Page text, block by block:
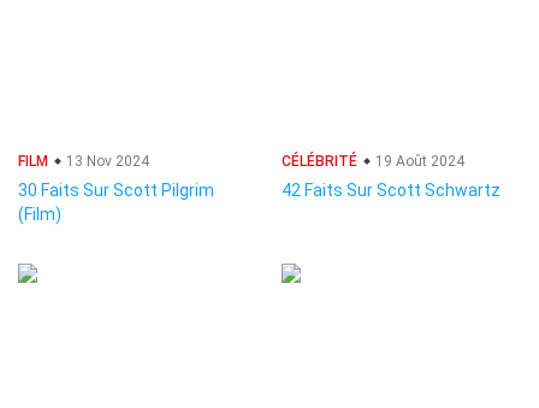
FILM 13 Nov 2024
30 Faits Sur Scott Pilgrim
(Film)
CÉLÉBRITÉ 19 Août 2024
42 Faits Sur Scott Schwartz